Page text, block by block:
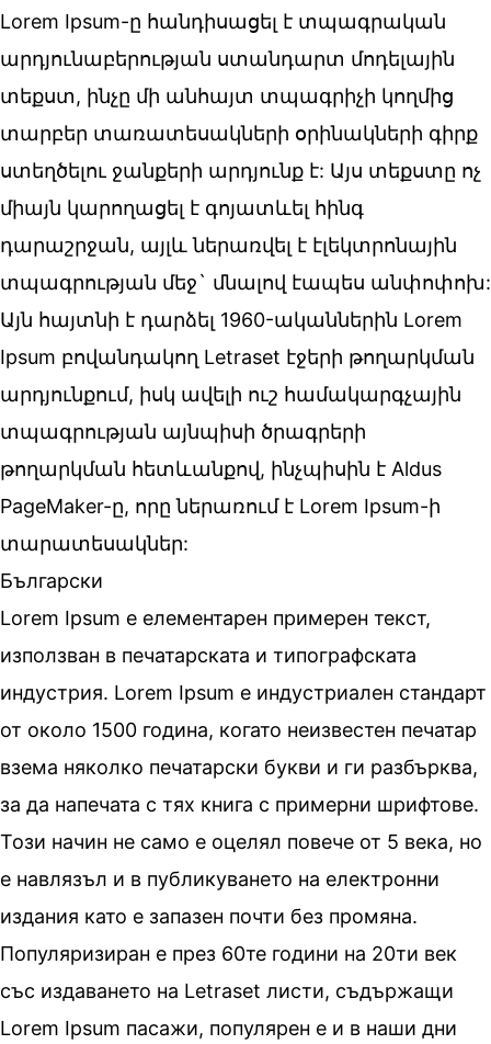
Lorem Ipsum-ը հանդիսացել է տպագրական
արդյունաբերության ստանդարտ մոդելային
տեքստ, ինչը մի անհայտ տպագրիչի կողմից
տարբեր տառատեսակների օրինակների գիրք
ստեղծելու ջանքերի արդյունք է: Այս տեքստը ոչ
միայն կարողացել է գոյատևել հինգ
դարաշրջան, այլև ներառվել է էլեկտրոնային
տպագրության մեջ` մնալով էապես անփոփոխ:
Այն հայտնի է դարձել 1960-ականներին Lorem
Ipsum բովանդակող Letraset էջերի թողարկման
արդյունքում, իսկ ավելի ուշ համակարգչային
տպագրության այնպիսի ծրագրերի
թողարկման հետևանքով, ինչպիսին է Aldus
PageMaker-ը, որը ներառում է Lorem Ipsum-ի
տարատեսակներ:
Български
Lorem Ipsum е елементарен примерен текст,
използван в печатарската и типографската
индустрия. Lorem Ipsum е индустриален стандарт
от около 1500 година, когато неизвестен печатар
взема няколко печатарски букви и ги разбърква,
за да напечата с тях книга с примерни шрифтове.
Този начин не само е оцелял повече от 5 века, но
е навлязъл и в публикуването на електронни
издания като е запазен почти без промяна.
Популяризиран е през 60те години на 20ти век
със издаването на Letraset листи, съдържащи
Lorem Ipsum пасажи, популярен е и в наши дни